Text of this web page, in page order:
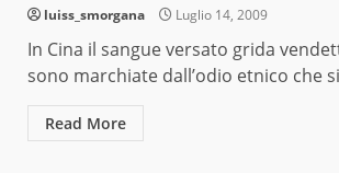
luiss_smorgana Luglio 14, 2009
In Cina il sangue versato grida
sono marchiate dall’odio etnico che
Read More